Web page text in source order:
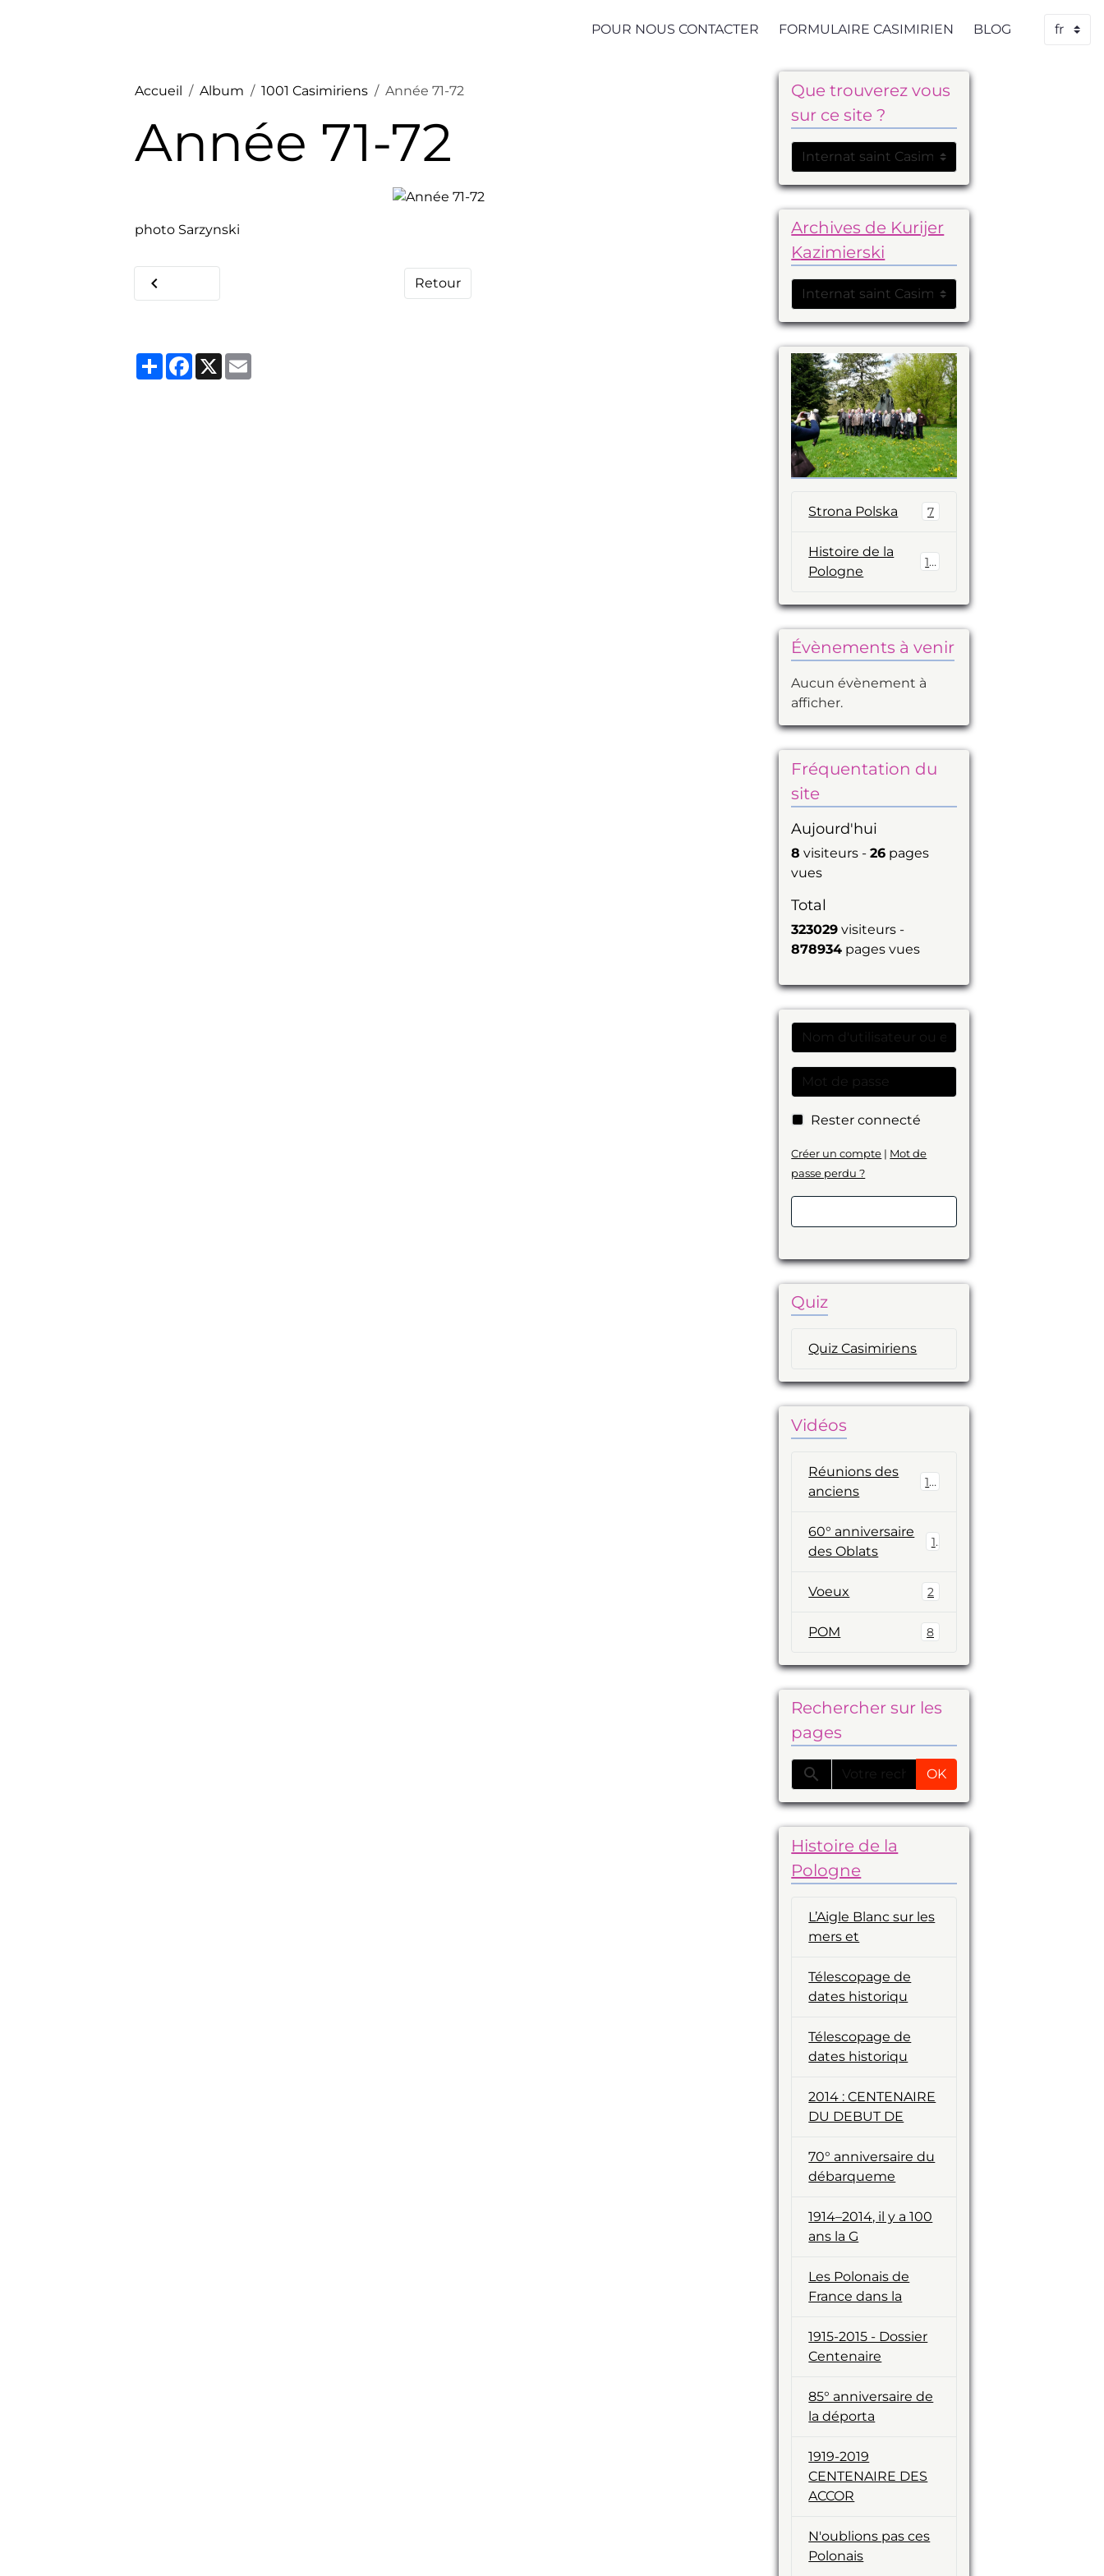
POUR NOUS CONTACTER FORMULAIRE CASIMIRIEN BLOG
Accueil Album 1001 Casimiriens Année 71-72
Année 71-72
photo Sarzynski
Retour
PartagerFacebook
X
Que trouverez vous
sur ce site ?
Archives de Kurijer
Kazimierski
Strona Polska 7
Histoire de la
Pologne
14
Évènements à venir
Aucun évènement à
afficher.
Fréquentation du
site
Aujourd'hui
8 visiteurs -26 pages
vues
Total
323029 visiteurs -
878934 pages vues
Rester connecté
Créer un compte | Mot de
passe perdu ?
Quiz
Quiz Casimiriens
Vidéos
Réunions des
anciens
19
60° anniversaire
des Oblats
1
Voeux 2
POM 8
Rechercher sur les
pages
OK
Histoire de la
Pologne
L’Aigle Blanc sur les
mers et
Télescopage de
dates historiqu
Télescopage de
dates historiqu
2014 : CENTENAIRE
DU DEBUT DE
70° anniversaire du
débarqueme
1914–2014, il y a 100
ans la G
Les Polonais de
France dans la
1915-2015 - Dossier
Centenaire
85° anniversaire de
la déporta
1919-2019
CENTENAIRE DES
ACCOR
N'oublions pas ces
Polonais